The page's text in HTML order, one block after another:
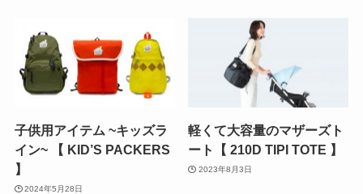
子供用アイテム ~キッズラ
イン~ 【 KID’S PACKERS
】
2024年5月28日
軽くて大容量のマザーズト
ート【 210D TIPI TOTE 】
2023年8月3日